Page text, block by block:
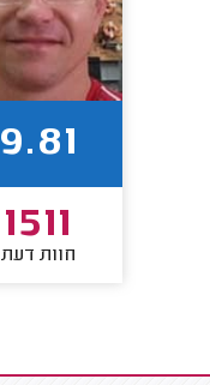
9.81
1511
חוות דעת